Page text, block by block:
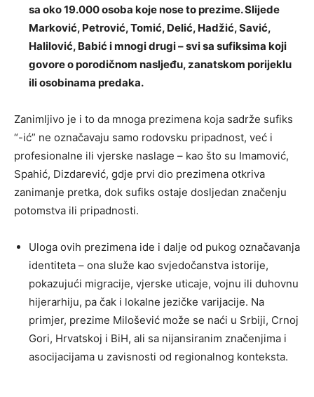
sa oko 19.000 osoba koje nose to prezime. Slijede
Marković, Petrović, Tomić, Delić, Hadžić, Savić,
Halilović, Babić i mnogi drugi – svi sa sufiksima koji
govore o porodičnom nasljeđu, zanatskom porijeklu
ili osobinama predaka.
Zanimljivo je i to da mnoga prezimena koja sadrže sufiks
“-ić” ne označavaju samo rodovsku pripadnost, već i
profesionalne ili vjerske naslage – kao što su Imamović,
Spahić, Dizdarević, gdje prvi dio prezimena otkriva
zanimanje pretka, dok sufiks ostaje dosljedan značenju
potomstva ili pripadnosti.
Uloga ovih prezimena ide i dalje od pukog označavanja
identiteta – ona služe kao svjedočanstva istorije,
pokazujući migracije, vjerske uticaje, vojnu ili duhovnu
hijerarhiju, pa čak i lokalne jezičke varijacije. Na
primjer, prezime Milošević može se naći u Srbiji, Crnoj
Gori, Hrvatskoj i BiH, ali sa nijansiranim značenjima i
asocijacijama u zavisnosti od regionalnog konteksta.